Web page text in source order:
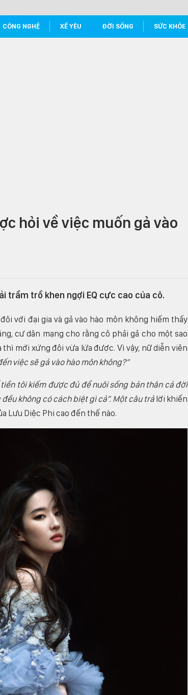
CÔNG NGHỆ XẾ YÊU ĐỜI SỐNG SỨC KHỎE
hỏi về việc muốn gả vào
trầm trồ khen ngợi EQ cực cao của cô.
với đại gia và gả vào hào môn không hiếm thấy
cư dân mạng cho rằng cô phải gả cho một sao
mới xứng đôi vừa lứa được. Vì vậy, nữ diễn viên
việc sẽ gả vào hào môn không?”
tiền tôi kiếm được đủ để nuôi sống bản thân cả đời
không có cách biệt gì cả”. Một câu trả lời khiến
Lưu Diệc Phi cao đến thế nào.